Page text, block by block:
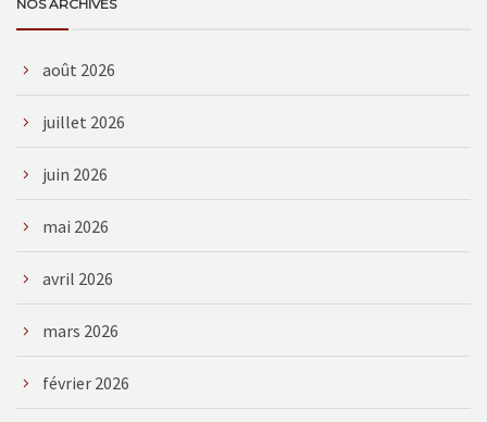
NOS ARCHIVES
août 2026
juillet 2026
juin 2026
mai 2026
avril 2026
mars 2026
février 2026